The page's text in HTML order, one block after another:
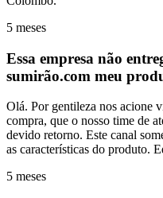
5 meses
Essa empresa não
sumirão.com meu
Olá. Por gentileza nos acione
compra, que o nosso time de
devido retorno. Este canal
as características do produto.
5 meses